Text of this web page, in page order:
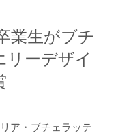
業生がブチ
リーデザイ
ア・ブチェラッテ